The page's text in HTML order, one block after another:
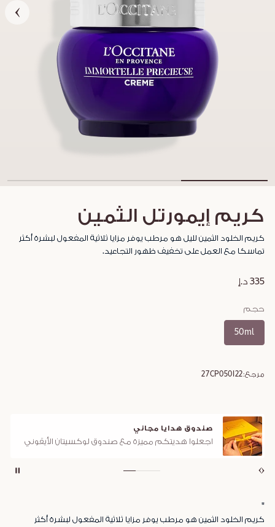
كريم إيمورتل الثمين
كريم الخلود الثمين لليل هو مرطب يوفر مزايا ثلاثية المفعول لبشرة أكثر
تماسكا مع العمل على تخفيف ظهور التجاعيد.
335 د.إ
حجم
50ml
مرجع:27CP050I22
صندوق هدايا مجاني
اجعلوا هديتكم مميزة مع صندوق لوكسيتان الأيقوني
"
كريم الخلود الثمين هو مرطب يوفر مزايا ثلاثية المفعول لبشرة أكثر